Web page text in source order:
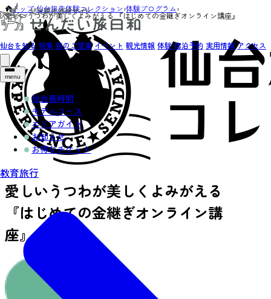
仙台を知る 特集 旅のご提案 イベント 観光情報 体験 宿泊予約 実用情報 アクセス
menu
仙台夜時間
モデルコース
エリアガイド
お知らせ
お得なチケット
教育旅行
トップ›仙台旅先体験コレクション›体験プログラム›
愛しいうつわが美しくよみがえる 『はじめての金継ぎオンライン講座』
愛しいうつわが美しくよみがえる
『はじめての金継ぎオンライン講
座』